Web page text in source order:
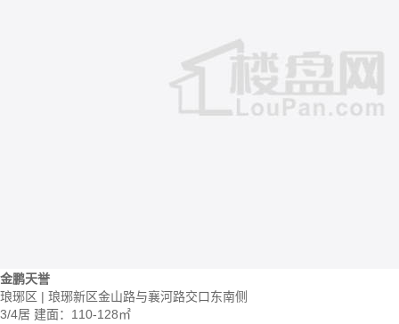
金鹏天誉
琅琊区 | 琅琊新区金山路与襄河路交口东南侧
3/4居 建面：110-128㎡